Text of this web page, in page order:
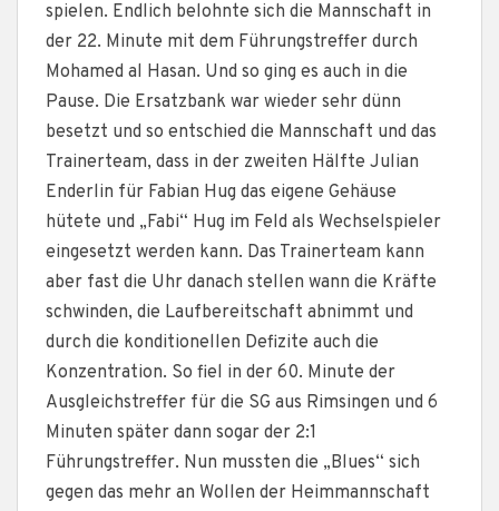
spielen. Endlich belohnte sich die Mannschaft in
der 22. Minute mit dem Führungstreffer durch
Mohamed al Hasan. Und so ging es auch in die
Pause. Die Ersatzbank war wieder sehr dünn
besetzt und so entschied die Mannschaft und das
Trainerteam, dass in der zweiten Hälfte Julian
Enderlin für Fabian Hug das eigene Gehäuse
hütete und „Fabi“ Hug im Feld als Wechselspieler
eingesetzt werden kann. Das Trainerteam kann
aber fast die Uhr danach stellen wann die Kräfte
schwinden, die Laufbereitschaft abnimmt und
durch die konditionellen Defizite auch die
Konzentration. So fiel in der 60. Minute der
Ausgleichstreffer für die SG aus Rimsingen und 6
Minuten später dann sogar der 2:1
Führungstreffer. Nun mussten die „Blues“ sich
gegen das mehr an Wollen der Heimmannschaft